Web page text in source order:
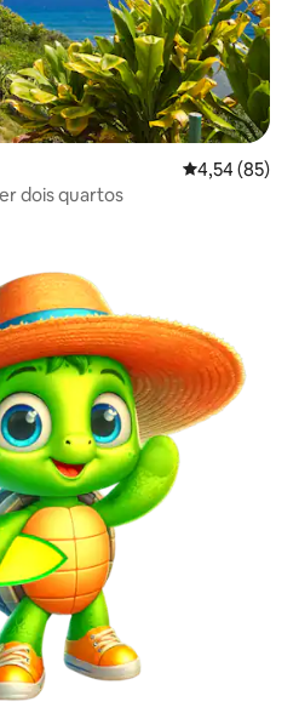
4,54 de uma
4,54 (85)
dois quartos